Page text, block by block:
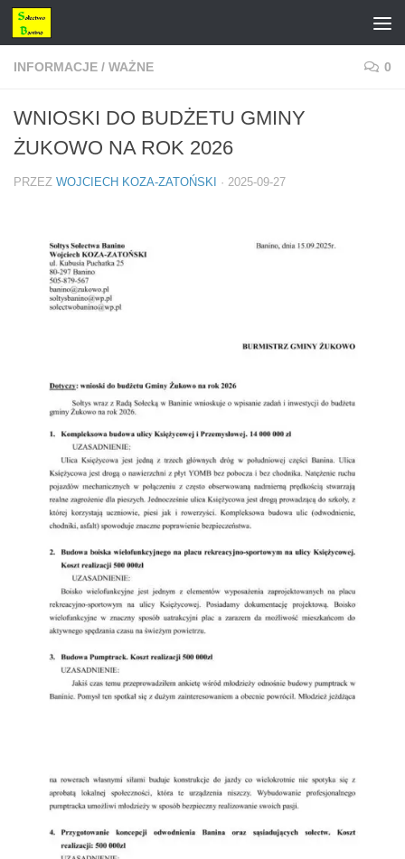
Przejdź do treści
INFORMACJE / WAŻNE 0
WNIOSKI DO BUDŻETU GMINY
ŻUKOWO NA ROK 2026
PRZEZ WOJCIECH KOZA-ZATOŃSKI · 2025-09-27